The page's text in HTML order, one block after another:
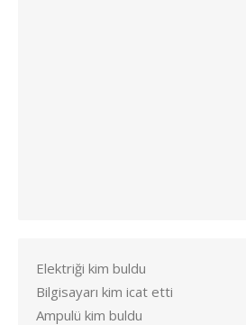
Elektriği kim buldu
Bilgisayarı kim icat etti
Ampulü kim buldu